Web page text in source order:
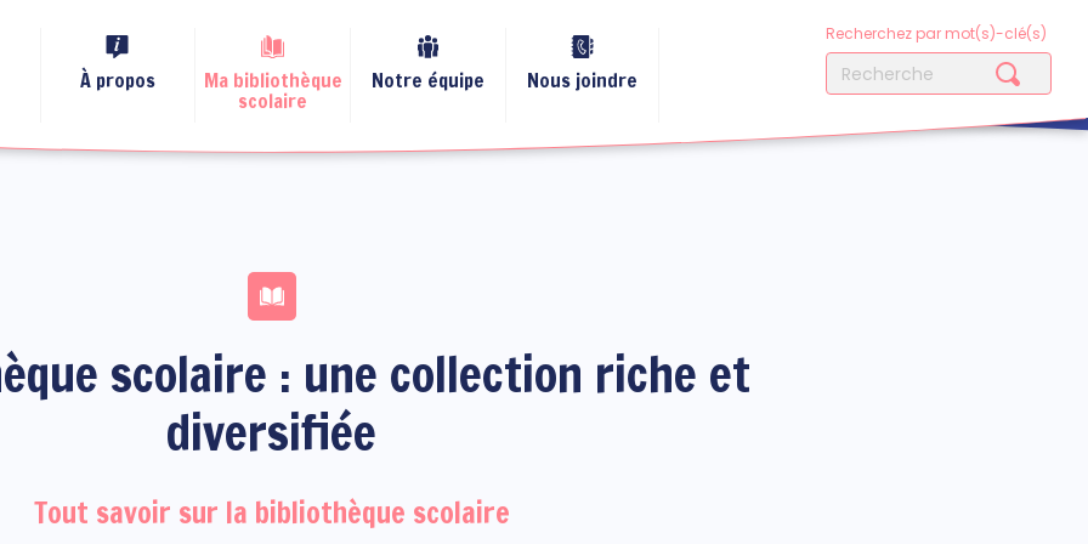
À propos Ma bibliothèque
scolaire
Notre équipe Nous joindre
Recherchez par mot(s)-clé(s)
scolaire : une collection riche et
diversifiée
Tout savoir sur la bibliothèque scolaire